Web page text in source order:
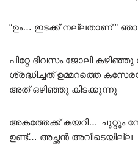
“ഉം… ഇടക്ക് നല്ലതാണ് ”
പിറ്റേ ദിവസം ജോലി
ശ്രദ്ധിച്ചത് ഉമ്മറത്തെ
അത് ഒഴിഞ്ഞു കിടക്കുന്നു
അകത്തേക്ക് കയറി… ചുറ്റും
ഉണ്ട്… അച്ഛൻ അവിടെയില്ല